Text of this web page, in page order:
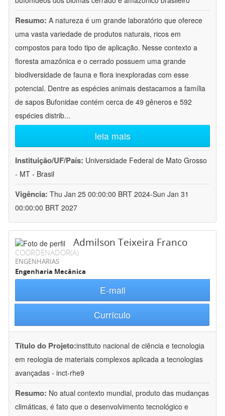
Resumo: A natureza é um grande laboratório que oferece
uma vasta variedade de produtos naturais, ricos em
compostos para todo tipo de aplicação. Nesse contexto a
floresta amazônica e o cerrado possuem uma grande
biodiversidade de fauna e flora inexploradas com esse
potencial. Dentre as espécies animais destacamos a família
de sapos Bufonidae contém cerca de 49 gêneros e 592
espécies distrib...
leia mais
Instituição/UF/País: Universidade Federal de Mato Grosso
- MT - Brasil
Vigência: Thu Jan 25 00:00:00 BRT 2024-Sun Jan 31
00:00:00 BRT 2027
Admilson Teixeira Franco
COORDENADOR(A)
ENGENHARIAS
Engenharia Mecânica
E-mail
Currículo
Título do Projeto:instituto nacional de ciência e tecnologia
em reologia de materiais complexos aplicada a tecnologias
avançadas - inct-rhe9
Resumo: No atual contexto mundial, produto das mudanças
climáticas, é fato que o desenvolvimento tecnológico e